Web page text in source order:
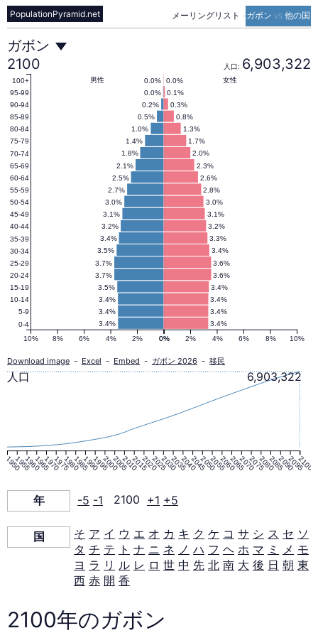
メーリングリスト - ガボン vs 他の国
PopulationPyramid.net
ガ
ボ
ン
の
人
口
ピ
ラ
ミ
ド
2100
年
ガボン
2100
人口: 6,903,322
3.4%
3.4%
3.4%
3.4%
3.4%
3.4%
3.4%
3.5%
3.6%
3.7%
3.6%
3.7%
3.4%
3.5%
3.3%
3.4%
3.2%
3.2%
3.1%
3.1%
3.0%
3.0%
2.8%
2.7%
2.6%
2.5%
2.3%
2.1%
2.0%
1.8%
1.7%
1.4%
1.3%
1.0%
0.8%
0.5%
0.3%
0.2%
0.1%
0.0%
0.0%
0.0% 女性
男性
0% 2% 4% 6% 8% 10%
10% 8% 6% 4% 2% 0%
0-4
5-9
10-14
15-19
20-24
25-29
30-34
35-39
40-44
45-49
50-54
55-59
60-64
65-69
70-74
75-79
80-84
85-89
90-94
95-99
100+
Download image - Excel - Embed - ガボン 2026 - 移民
1950195519601965197019751980198519901995200020052010201520202025203020352040204520502055206020652070207520802085209020952100
6,903,322
人口
年 -5 -1 2100 +1 +5
国 そ ア イ ウ エ オ カ キ ク ケ コ サ シ ス セ ソ
タ チ テ ト ナ ニ ネ ノ ハ フ ヘ ホ マ ミ メ モ
ヨ ラ リ ル レ ロ 世 中 先 北 南 大 後 日 朝 東
西 赤 開 香
2100年のガボン